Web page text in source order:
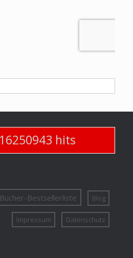
16250943 hits
Bestsellerliste Blog
Impressum Datenschutz